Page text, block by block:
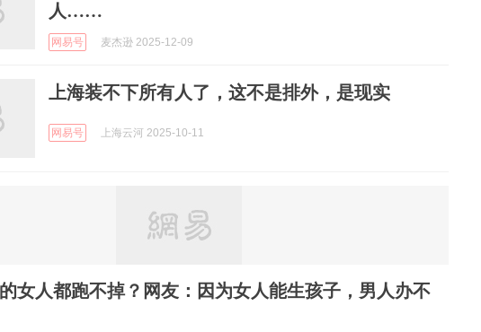
人……
网易号 麦杰逊 2025-12-09
上海装不下所有人了，这不是排外，是现实
网易号 上海云河 2025-10-11
女人都跑不掉？网友：因为女人能生孩子，男人办不